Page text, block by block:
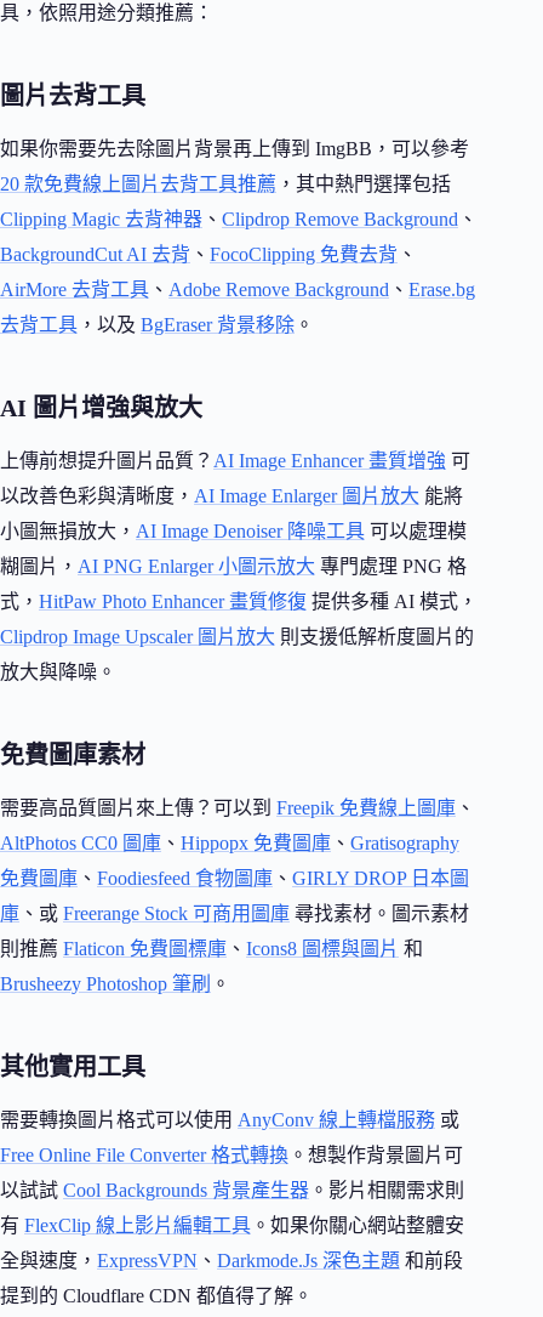
具，依照用途分類推薦：
圖片去背工具
如果你需要先去除圖片背景再上傳到 ImgBB，可以參考
20 款免費線上圖片去背工具推薦 ，其中熱門選擇包括
Clipping Magic 去背神器 、 Clipdrop Remove Background 、
BackgroundCut AI 去背 、 FocoClipping 免費去背 、
AirMore 去背工具 、 Adobe Remove Background 、 Erase.bg
去背工具 ，以及 BgEraser 背景移除 。
AI 圖片增強與放大
上傳前想提升圖片品質？ AI Image Enhancer 畫質增強 可
以改善色彩與清晰度， AI Image Enlarger 圖片放大 能將
小圖無損放大， AI Image Denoiser 降噪工具 可以處理模
糊圖片， AI PNG Enlarger 小圖示放大 專門處理 PNG 格
式， HitPaw Photo Enhancer 畫質修復 提供多種 AI 模式，
Clipdrop Image Upscaler 圖片放大 則支援低解析度圖片的
放大與降噪。
免費圖庫素材
需要高品質圖片來上傳？可以到 Freepik 免費線上圖庫 、
AltPhotos CC0 圖庫 、 Hippopx 免費圖庫 、 Gratisography
免費圖庫 、 Foodiesfeed 食物圖庫 、 GIRLY DROP 日本圖
庫 、或 Freerange Stock 可商用圖庫 尋找素材。圖示素材
則推薦 Flaticon 免費圖標庫 、 Icons8 圖標與圖片 和
Brusheezy Photoshop 筆刷 。
其他實用工具
需要轉換圖片格式可以使用 AnyConv 線上轉檔服務 或
Free Online File Converter 格式轉換 。想製作背景圖片可
以試試 Cool Backgrounds 背景產生器 。影片相關需求則
有 FlexClip 線上影片編輯工具 。如果你關心網站整體安
全與速度， ExpressVPN 、 Darkmode.Js 深色主題 和前段
提到的 Cloudflare CDN 都值得了解。